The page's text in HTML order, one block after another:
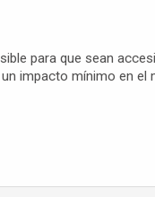
para que sean
impacto mínimo en el